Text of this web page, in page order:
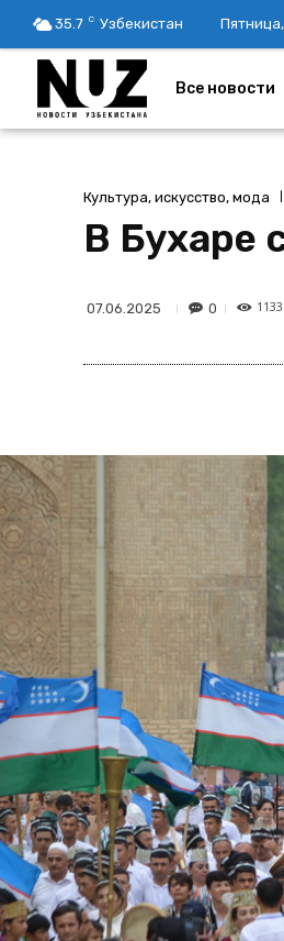
35.7 C Узбекистан
Все новости
Культура, искусство, мода
В Бухаре
07.06.2025 0 1133